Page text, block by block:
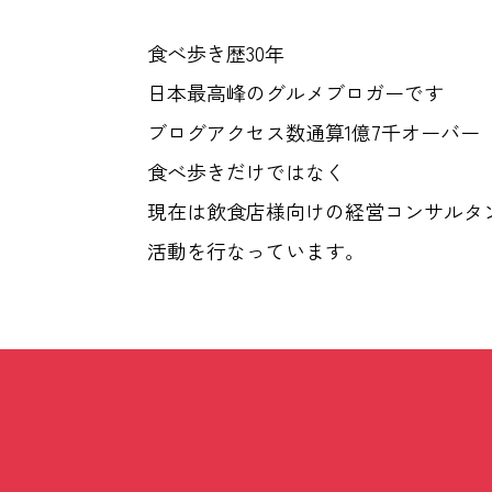
食べ歩き歴30年
日本最高峰のグルメブロガーです
ブログアクセス数通算1億7千オーバー
食べ歩きだけではなく
現在は飲食店様向けの経営コンサル
活動を行なっています。